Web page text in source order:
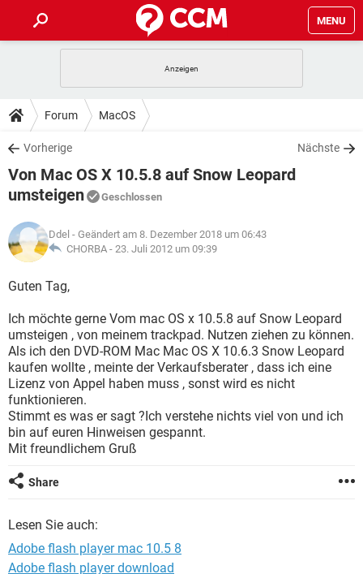
MENU
ANDROID
WINDOWS 10
WHATSAPP TIKTOK
FACEBOOK
TIPPS & TRICKS
SPIELE
WINDOWS 10
FACEBOOK HARDWARE
DOWNLOADS
SPIELE STREAMING
ANDROID
WINDOWS 10 INSTAGRAM
WHATSAPP
FACEBOOK
FORUM
ANDROID IOS
FACEBOOK HARDWARE
LEXIKON
SPIELE
ANDROID
WINDOWS 10 INSTAGRAM
WHATSAPP TIKTOK
FACEBOOK HARDWARE
Forum MacOS
Vorherige Nächste
Von Mac OS X 10.5.8 auf Snow Leopard
umsteigen
Geschlossen
Ddel - Geändert am 8. Dezember 2018 um 06:43
CHORBA - 23. Juli 2012 um 09:39
Guten Tag,
Ich möchte gerne Vom mac OS x 10.5.8 auf Snow Leopard
umsteigen , von meinem trackpad. Nutzen ziehen zu können.
Als ich den DVD-ROM Mac Mac OS X 10.6.3 Snow Leopard
kaufen wollte , meinte der Verkaufsberater , dass ich eine
Lizenz von Appel haben muss , sonst wird es nicht
funktionieren.
Stimmt es was er sagt ?Ich verstehe nichts viel von und ich
bin auf euren Hinweisen gespannt.
Mit freundlichem Gruß
Share
Lesen Sie auch:
Adobe flash player mac 10.5 8
Adobe flash player download